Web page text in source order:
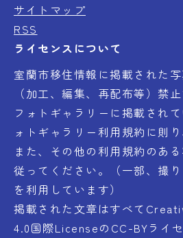
サイトマップ
RSS
ライセンスについて
室蘭市移住情報に掲載された
（加工、編集、再配布等）禁
フォトギャラリーに掲載され
ォトギャラリー利用規約に則り
また、その他の利用規約のあ
従ってください。（一部、撮
を利用しています）
掲載された文章はすべて
4.0国際LicenseのCC-BYライセ